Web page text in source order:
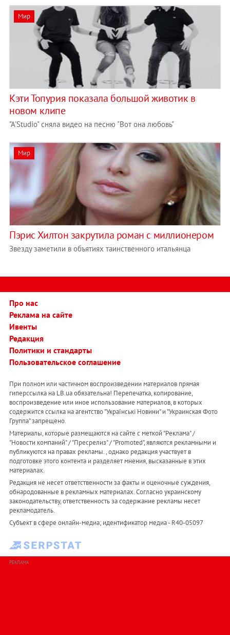
Мир
Кэти Топурия показала большой животик в
новом клипе
"А'Studio" сняла видео на песню "Вот она любовь"
Мир
Пэрис Хилтон закрутила роман с миллионером
Звезду заметили в объятиях таинственного итальянца
Про нас
Реклама на сайте
Ивенты
Редакция
Политики и стандарты
Пользовательское соглашение
При полном или частичном воспроизведении материалов прямая
гиперссылка на LB.ua обязательна! Перепечатка, копирование,
воспроизведение или иное использование материалов, в которых
содержится ссылка на агентство "Українськi Новини" и "Украинская Фото
Группа" запрещено.
Материалы, которые размещаются на сайте с меткой "Реклама" /
"Новости компаний" / "Пресрелиз" / "Promoted", являются рекламными и
публикуются на правах рекламы. , однако редакция участвует в
подготовке этого контента и разделяет мнения, высказанные в этих
материалах.
Редакция не несет ответственности за факты и оценочные суждения,
обнародованные в рекламных материалах. Согласно украинскому
законодательству, ответственность за содержание рекламы несет
рекламодатель.
Субъект в сфере онлайн-медиа; идентификатор медиа - R40-05097
РЕКЛАМА